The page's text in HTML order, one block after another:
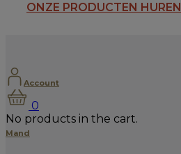
ONZE PRODUCTEN HUREN
Account
0
No products in the cart.
Mand